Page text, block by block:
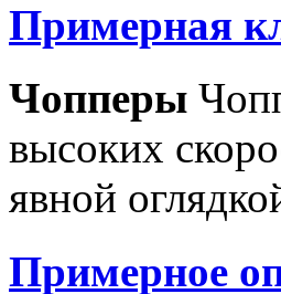
Примерная
Чопперы
высоких
явной
Примерное